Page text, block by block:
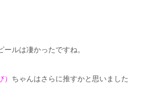
ルは凄かったですね。
ちゃんはさらに推すかと思いました